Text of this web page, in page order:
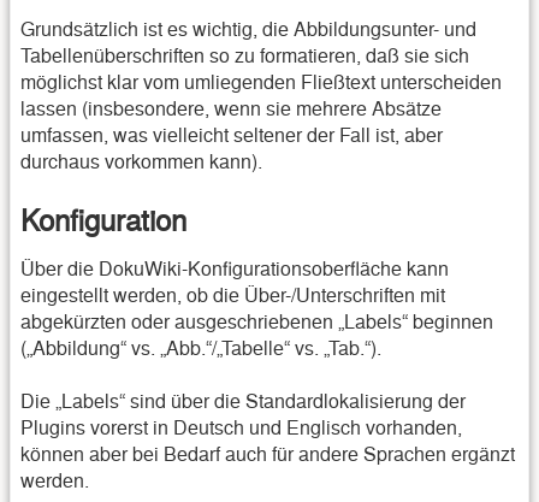
Grundsätzlich ist es wichtig, die Abbildungsunter- und
Tabellenüberschriften so zu formatieren, daß sie sich
möglichst klar vom umliegenden Fließtext unterscheiden
lassen (insbesondere, wenn sie mehrere Absätze
umfassen, was vielleicht seltener der Fall ist, aber
durchaus vorkommen kann).
Konfiguration
Über die DokuWiki-Konfigurationsoberfläche kann
eingestellt werden, ob die Über-/Unterschriften mit
abgekürzten oder ausgeschriebenen „Labels“ beginnen
(„Abbildung“ vs. „Abb.“/„Tabelle“ vs. „Tab.“).
Die „Labels“ sind über die Standardlokalisierung der
Plugins vorerst in Deutsch und Englisch vorhanden,
können aber bei Bedarf auch für andere Sprachen ergänzt
werden.